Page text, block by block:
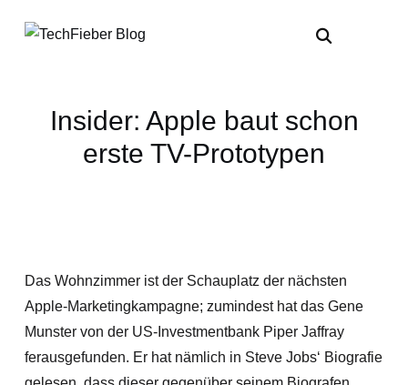
Insider: Apple baut schon
erste TV-Prototypen
Das Wohnzimmer ist der Schauplatz der nächsten
Apple-Marketingkampagne; zumindest hat das Gene
Munster von der US-Investmentbank Piper Jaffray
ferausgefunden. Er hat nämlich in Steve Jobs‘ Biografie